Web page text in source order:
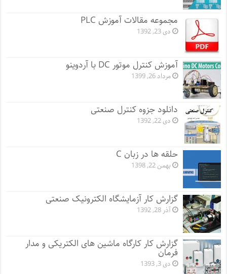
مجموعه مقالات آموزش PLC
دی 23, 1392
آموزش کنترل موتور DC با آردوینو
مرداد 26, 1399
دانلود جزوه کنترل صنعتی
دی 22, 1392
حلقه ها در زبان C
بهمن 22, 1398
گزارش کار آزمایشگاه الکترونیک صنعتی
آذر 28, 1392
گزارش کار کارگاه ماشین های الکتریکی و مدار
فرمان
دی 3, 1393